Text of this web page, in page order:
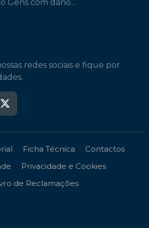
Gens com dano...
redes sociais e fique por
Ficha Técnica
Contactos
Privacidade e Cookies
de Reclamações